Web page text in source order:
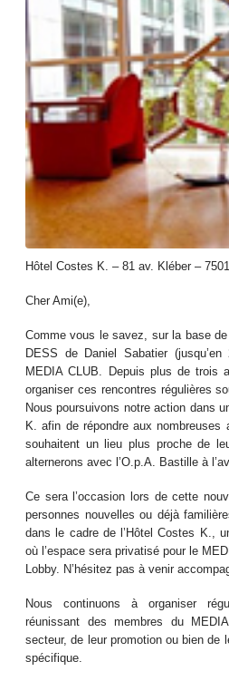
Hôtel Costes K. – 81 av. Kléber –
Cher Ami(e),
Comme vous le savez, sur la base
DESS de Daniel Sabatier
MEDIA CLUB. Depuis plus de trois
organiser ces rencontres régulières
Nous poursuivons notre action dans
K. afin de répondre aux nombreuses
souhaitent un lieu plus proche de
alternerons avec l’O.p.A. Bastille à
Ce sera l’occasion lors de cette
personnes nouvelles ou déjà
dans le cadre de l’Hôtel Costes K.,
où l’espace sera privatisé pour le
Lobby. N’hésitez pas à venir
Nous continuons à organiser
réunissant des membres du
secteur, de leur promotion ou bien de
spécifique.